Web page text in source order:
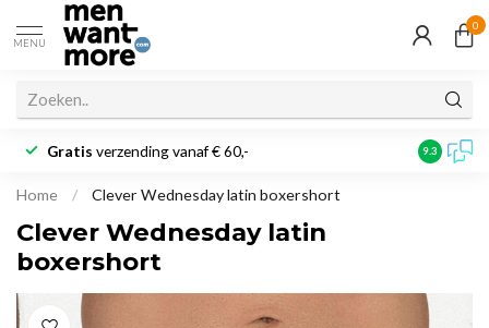
MENU
0
Gratis verzending vanaf € 60,- 9.3
Home / Clever Wednesday latin boxershort
Clever Wednesday latin
boxershort